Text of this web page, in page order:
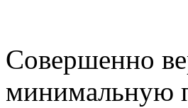
Совершенно
минимальную